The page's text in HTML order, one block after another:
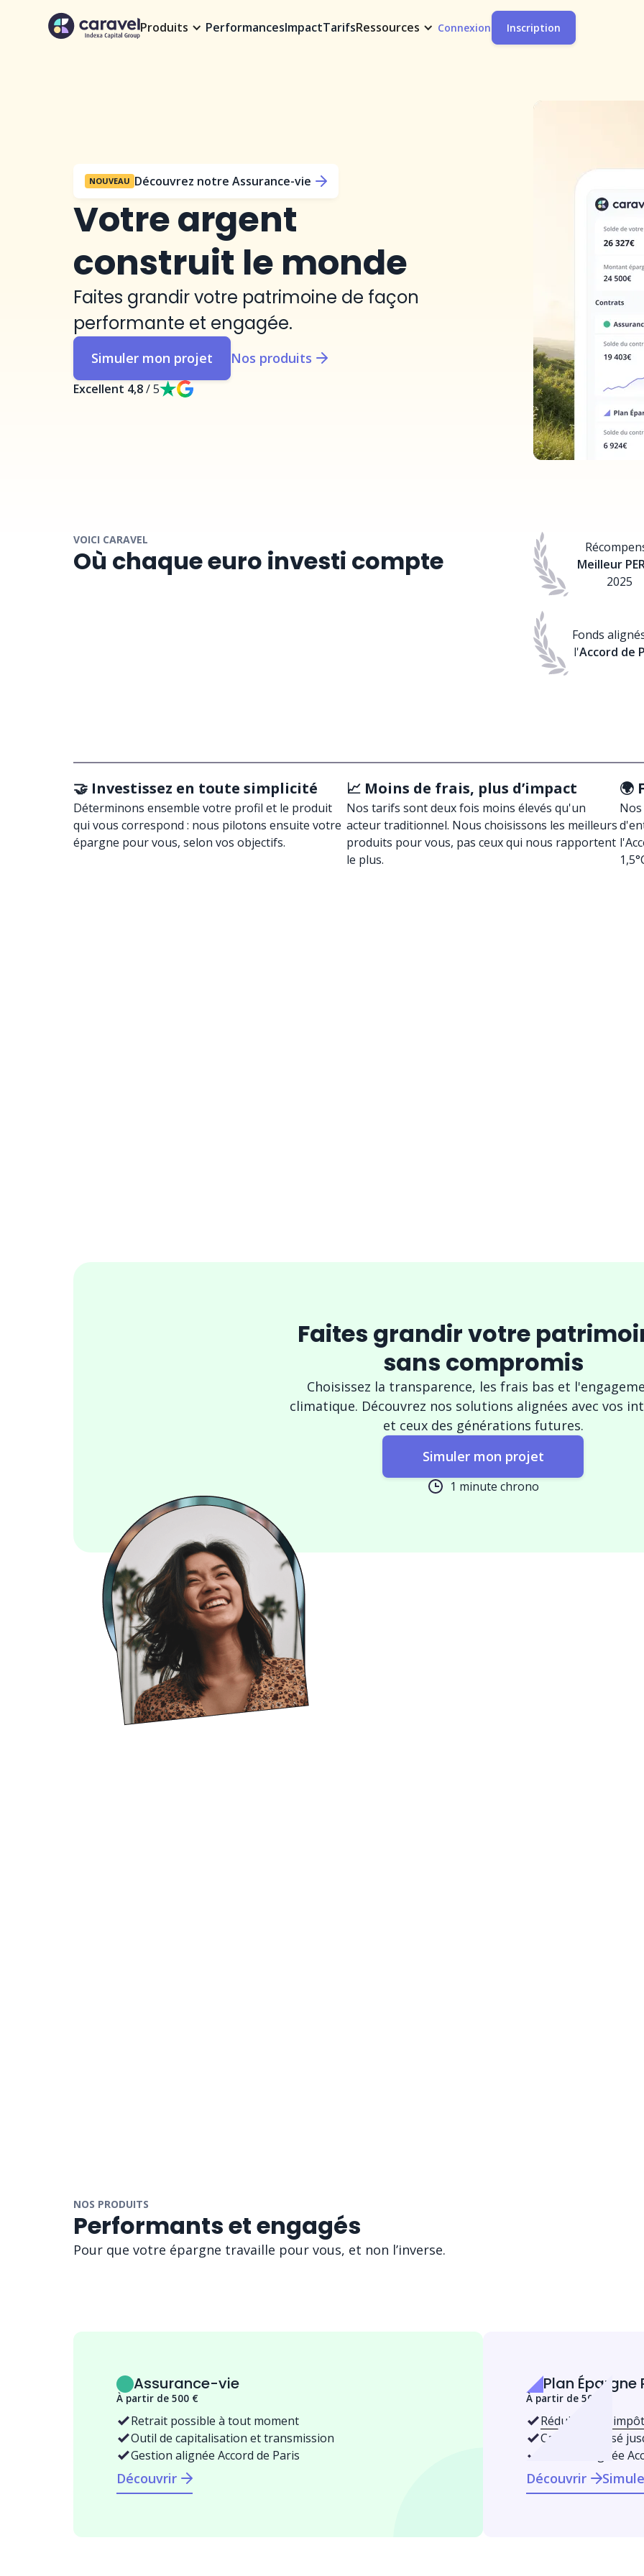
Produits PerformancesImpactTarifsRessources Connexion Inscription
NOUVEAU Découvrez notre Assurance-vie
Votre argent
construit le monde
Faites grandir votre patrimoine de façon
performante et engagée.
Simuler mon projet Nos produits
Excellent 4,8/ 5
VOICI CARAVEL
Où chaque euro investi compte
Meilleur
2025
Fonds
l'Accord de
🤝 Investissez en toute simplicité
Déterminons ensemble votre profil et le produit
qui vous correspond : nous pilotons ensuite votre
épargne pour vous, selon vos objectifs.
📈 Moins de frais, plus d’impact
Nos tarifs sont deux fois moins élevés qu'un
acteur traditionnel. Nous choisissons les meilleurs
produits pour vous, pas ceux qui nous rapportent
le plus.
🌍
Faites grandir votre
sans compromis
Choisissez la transparence, les frais bas et
climatique. Découvrez nos solutions alignées avec vos
et ceux des générations futures.
Simuler mon projet
1 minute chrono
NOS PRODUITS
Performants et engagés
Pour que votre épargne travaille pour vous, et non l’inverse.
Assurance-vie
À partir de 500 €
Retrait possible à tout moment
Outil de capitalisation et transmission
Gestion alignée Accord de Paris
Découvrir
Plan Épargne
À partir de 500 €
Réduisez vos
Capital valorisé
Gestion alignée
Découvrir